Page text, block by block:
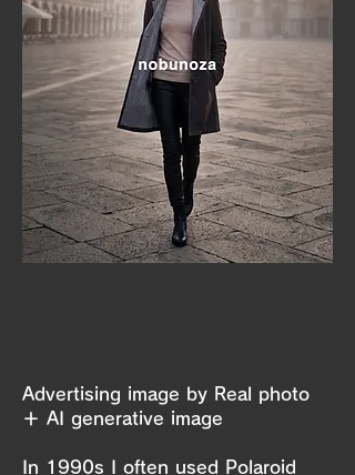
Advertising image by Real photo
＋ AI generative image
In 1990s I often used Polaroid